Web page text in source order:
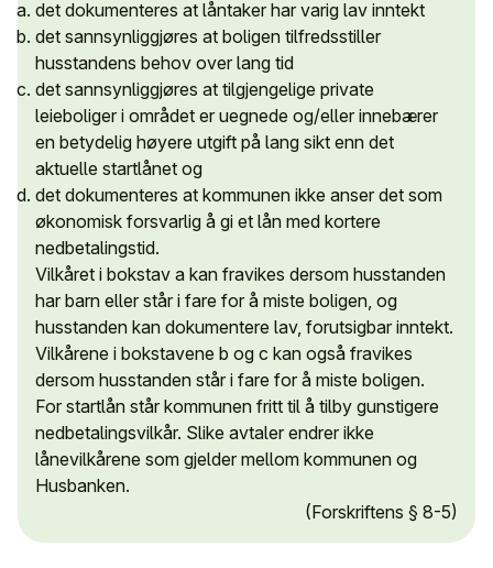
det dokumenteres at låntaker har varig lav inntekt
det sannsynliggjøres at boligen tilfredsstiller
husstandens behov over lang tid
det sannsynliggjøres at tilgjengelige private
leieboliger i området er uegnede og/eller innebærer
en betydelig høyere utgift på lang sikt enn det
aktuelle startlånet og
det dokumenteres at kommunen ikke anser det som
økonomisk forsvarlig å gi et lån med kortere
nedbetalingstid.
Vilkåret i bokstav a kan fravikes dersom husstanden
har barn eller står i fare for å miste boligen, og
husstanden kan dokumentere lav, forutsigbar inntekt.
Vilkårene i bokstavene b og c kan også fravikes
dersom husstanden står i fare for å miste boligen.
For startlån står kommunen fritt til å tilby gunstigere
nedbetalingsvilkår. Slike avtaler endrer ikke
lånevilkårene som gjelder mellom kommunen og
Husbanken.
(Forskriftens § 8-5)